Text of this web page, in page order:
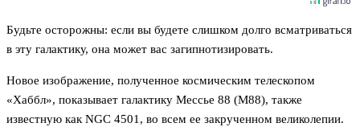
Будьте осторожны: если вы будете слишком долго всматриваться
в эту галактику, она может вас загипнотизировать.
Новое изображение, полученное космическим телескопом
«Хаббл», показывает галактику Мессье 88 (M88), также
известную как NGC 4501, во всем ее закрученном великолепии.